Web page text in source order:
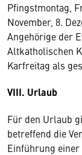
Pfingstmontag,
November, 8.
Angehörige der
Altkatholischen
Karfreitag als
VIII. Urlaub
Für den Urlaub
betreffend die
Einführung